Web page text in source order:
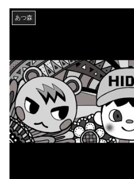
あつ森